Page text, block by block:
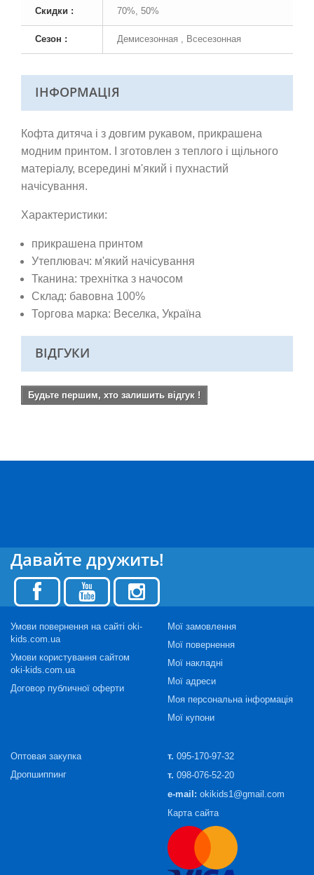
Скидки : 70%, 50%
Сезон : Демисезонная , Всесезонная
ІНФОРМАЦІЯ
Кофта дитяча і з довгим рукавом, прикрашена
модним принтом. І зготовлен з теплого і щільного
матеріалу, всередині м'який і пухнастий
начісування.
Характеристики:
прикрашена принтом
Утеплювач: м'який начісування
Тканина: трехнітка з начосом
Склад: бавовна 100%
Торгова марка: Веселка, Україна
ВІДГУКИ
Будьте першим, хто залишить відгук !
Давайте дружить!
Умови повернення на сайті oki-
kids.com.ua
Умови користування сайтом
oki-kids.com.ua
Договор публичної оферти
Мої замовлення
Мої повернення
Мої накладні
Мої адреси
Моя персональна інформація
Мої купони
Оптовая закупка
Дропшиппинг
т. 095-170-97-32
т. 098-076-52-20
e-mail: okikids1@gmail.com
Карта сайта